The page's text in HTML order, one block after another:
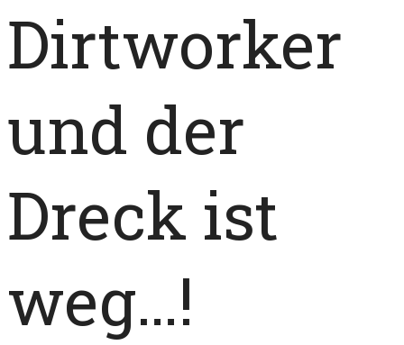
Dirtworker
und der
Dreck ist
weg…!